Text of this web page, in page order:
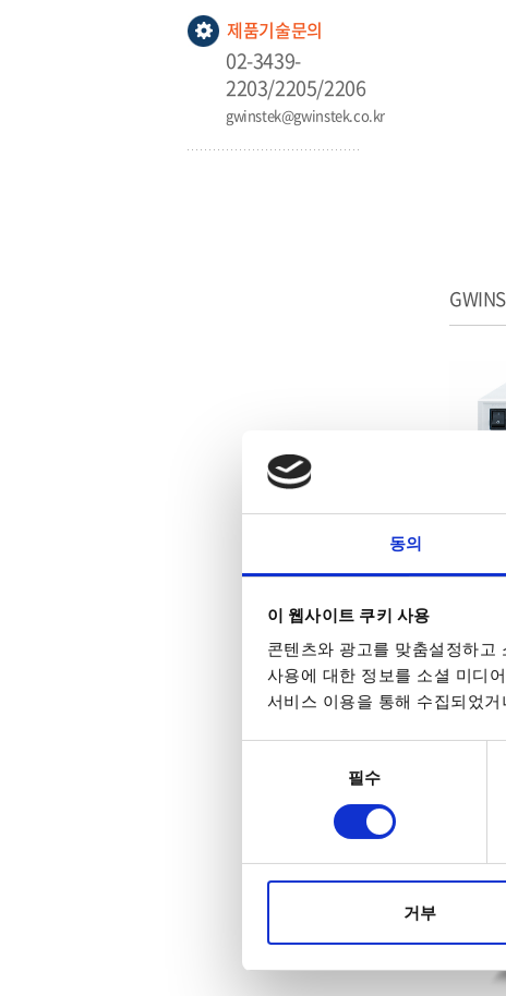
동의
이 웹사이트 쿠키 사용
콘텐츠와 광고를 맞춤설정하고
사용에 대한 정보를 소셜 미디
서비스 이용을 통해 수집되었
필수
거부
제품기술문의
02-3439-
2203/2205/2206
gwinstek@gwinstek.co.kr